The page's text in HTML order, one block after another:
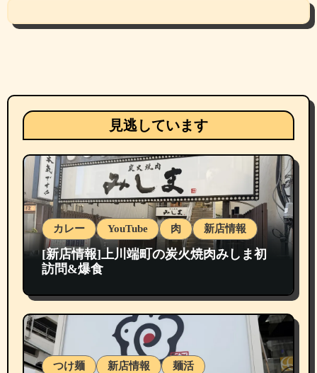
見逃しています
カレー YouTube 肉 新店情報
[新店情報]上川端町の炭火焼肉みしま初
訪問&爆食
つけ麺 新店情報
麺活